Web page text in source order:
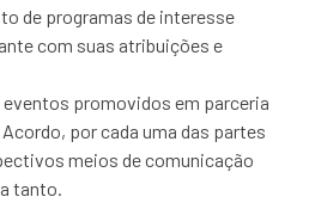
de programas de interesse
com suas atribuições e
eventos promovidos em parceria
por cada uma das partes
meios de comunicação
tanto.